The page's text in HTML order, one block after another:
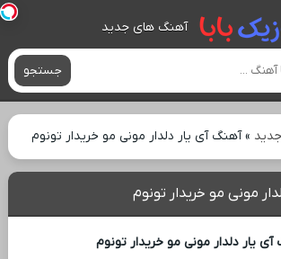
آهنگ های جدید
جستجو
»آهنگ آی یار دلدار مونی مو خریدار تونوم
مونی مو خریدار تونوم
یار دلدار مونی مو خریدار تونوم